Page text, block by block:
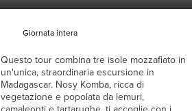
Giornata intera
Questo tour combina tre isole mozzafiato in
un'unica, straordinaria escursione in
Madagascar. Nosy Komba, ricca di
vegetazione e popolata da lemuri,